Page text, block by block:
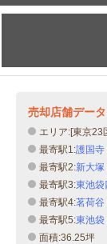
売却店舗データ
エリア:[東京23
最寄駅1:護国寺
最寄駅2:新大塚
最寄駅3:東池袋
最寄駅4:茗荷谷
最寄駅5:東池袋
面積:36.25坪